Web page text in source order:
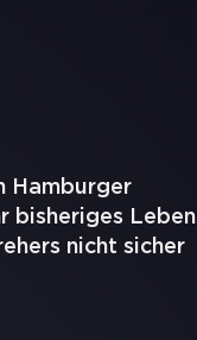
Hamburger
bisheriges Leben
nicht sicher